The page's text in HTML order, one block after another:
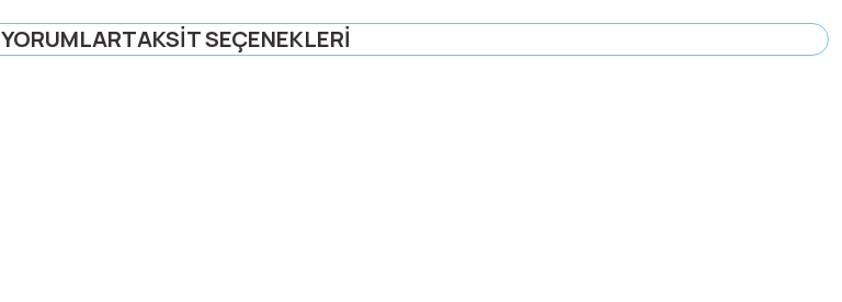
YORUMLARTAKSIT SEÇENEKLERI